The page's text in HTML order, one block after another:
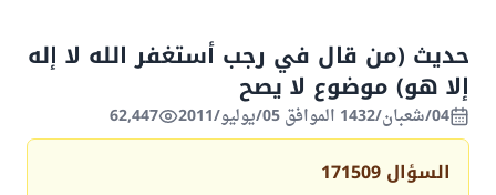
حديث (من قال في رجب أستغفر الله لا إله
إلا هو) موضوع لا يصح
04/شعبان/1432 الموافق 05/يوليو/2011 62,447
السؤال 171509